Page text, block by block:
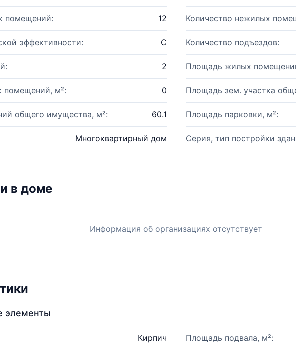
помещений: 12 Количество нежилых
эффективности: C Количество подъездов:
2 Площадь жилых
помещений, м²: 0 Площадь зем. участка
общего имущества, м²: 60.1 Площадь парковки, м²:
Многоквартирный дом Серия, тип постройки
в доме
Информация об организациях отсутствует
элементы
Кирпич Площадь подвала, м²: